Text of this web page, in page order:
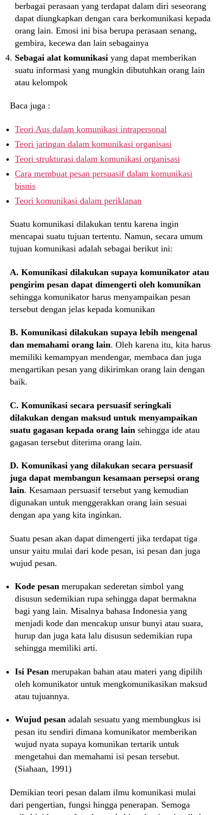
berbagai perasaan yang terdapat dalam diri seseorang
dapat diungkapkan dengan cara berkomunikasi kepada
orang lain. Emosi ini bisa berupa perasaan senang,
gembira, kecewa dan lain sebagainya
Sebagai alat komunikasi yang dapat memberikan
suatu informasi yang mungkin dibutuhkan orang lain
atau kelompok
Baca juga :
Teori Aus dalam komunikasi intrapersonal
Teori jaringan dalam komunikasi organisasi
Teori strukturasi dalam komunikasi organisasi
Cara membuat pesan persuasif dalam komunikasi
bisnis
Teori komunikasi dalam periklanan
Suatu komunikasi dilakukan tentu karena ingin
mencapai suatu tujuan tertentu. Namun, secara umum
tujuan komunikasi adalah sebagai berikut ini:
A. Komunikasi dilakukan supaya komunikator atau
pengirim pesan dapat dimengerti oleh komunikan
sehingga komunikator harus menyampaikan pesan
tersebut dengan jelas kepada komunikan
B. Komunikasi dilakukan supaya lebih mengenal
dan memahami orang lain. Oleh karena itu, kita harus
memiliki kemampyan mendengar, membaca dan juga
mengartikan pesan yang dikirimkan orang lain dengan
baik.
C. Komunikasi secara persuasif seringkali
dilakukan dengan maksud untuk menyampaikan
suatu gagasan kepada orang lain sehingga ide atau
gagasan tersebut diterima orang lain.
D. Komunikasi yang dilakukan secara persuasif
juga dapat membangun kesamaan persepsi orang
lain. Kesamaan persuasif tersebut yang kemudian
digunakan untuk menggerakkan orang lain sesuai
dengan apa yang kita inginkan.
Suatu pesan akan dapat dimengerti jika terdapat tiga
unsur yaitu mulai dari kode pesan, isi pesan dan juga
wujud pesan.
Kode pesan merupakan sederetan simbol yang
disusun sedemikian rupa sehingga dapat bermakna
bagi yang lain. Misalnya bahasa Indonesia yang
menjadi kode dan mencakup unsur bunyi atau suara,
hurup dan juga kata lalu disusun sedemikian rupa
sehingga memiliki arti.
Isi Pesan merupakan bahan atau materi yang dipilih
oleh komunikator untuk mengkomunikasikan maksud
atau tujuannya.
Wujud pesan adalah sesuatu yang membungkus isi
pesan itu sendiri dimana komunikator memberikan
wujud nyata supaya komunikan tertarik untuk
mengetahui dan memahami isi pesan tersebut.
(Siahaan, 1991)
Demikian teori pesan dalam ilmu komunikasi mulai
dari pengertian, fungsi hingga penerapan. Semoga